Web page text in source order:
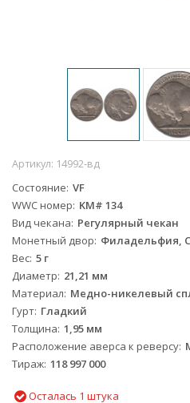
Артикул: 14992-вд
Состояние VF
WWC номер KM# 134
Вид чекана Регулярный чекан
Монетный двор Филадельфия,
Вес 5 г
Диаметр 21,21 мм
Материал Медно-никелевый
Гурт Гладкий
Толщина 1,95 мм
Расположение аверса к реверсу
Тираж 118 997 000
Осталась 1 штука